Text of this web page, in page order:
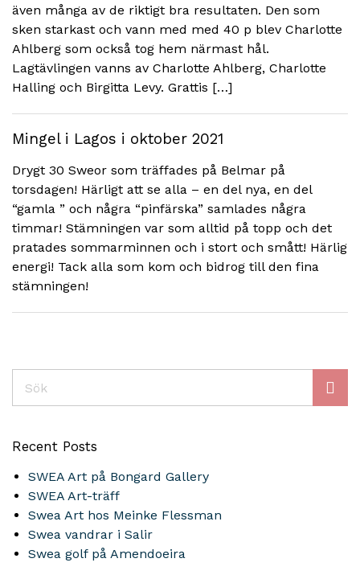
även många av de riktigt bra resultaten. Den som
sken starkast och vann med med 40 p blev Charlotte
Ahlberg som också tog hem närmast hål.
Lagtävlingen vanns av Charlotte Ahlberg, Charlotte
Halling och Birgitta Levy. Grattis […]
Mingel i Lagos i oktober 2021
Drygt 30 Sweor som träffades på Belmar på
torsdagen! Härligt att se alla – en del nya, en del
“gamla ” och några “pinfärska” samlades några
timmar! Stämningen var som alltid på topp och det
pratades sommarminnen och i stort och smått! Härlig
energi! Tack alla som kom och bidrog till den fina
stämningen!
Recent Posts
SWEA Art på Bongard Gallery
SWEA Art-träff
Swea Art hos Meinke Flessman
Swea vandrar i Salir
Swea golf på Amendoeira